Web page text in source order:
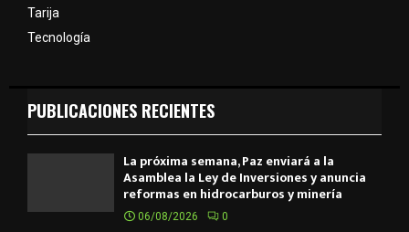
Tarija
Tecnología
PUBLICACIONES RECIENTES
La próxima semana, Paz enviará a la
Asamblea la Ley de Inversiones y anuncia
reformas en hidrocarburos y minería
06/08/2026 0